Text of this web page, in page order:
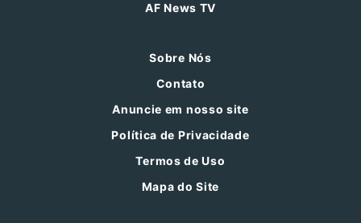
AF News TV
Sobre Nós
Contato
Anuncie em nosso site
Política de Privacidade
Termos de Uso
Mapa do Site